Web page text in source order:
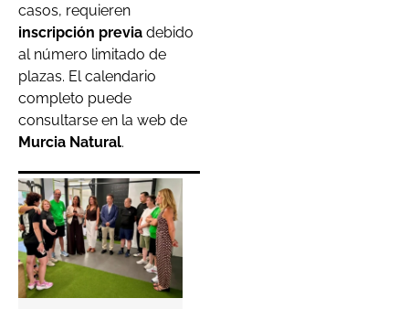
casos, requieren
inscripción previa debido
al número limitado de
plazas. El calendario
completo puede
consultarse en la web de
Murcia Natural.